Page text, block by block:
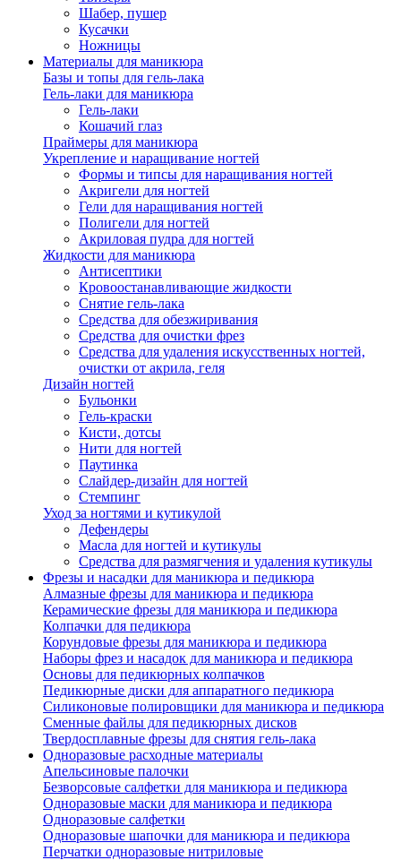
Шабер, пушер
Кусачки
Ножницы
Материалы для маникюра
Базы и топы для гель-лака
Гель-лаки для маникюра
Гель-лаки
Кошачий глаз
Праймеры для маникюра
Укрепление и наращивание ногтей
Формы и типсы для наращивания ногтей
Акригели для ногтей
Гели для наращивания ногтей
Полигели для ногтей
Акриловая пудра для ногтей
Жидкости для маникюра
Антисептики
Кровоостанавливающие жидкости
Снятие гель-лака
Средства для обезжиривания
Средства для очистки фрез
Средства для удаления искусственных ногтей,
очистки от акрила, геля
Дизайн ногтей
Бульонки
Гель-краски
Кисти, дотсы
Нити для ногтей
Паутинка
Слайдер-дизайн для ногтей
Стемпинг
Уход за ногтями и кутикулой
Дефендеры
Масла для ногтей и кутикулы
Средства для размягчения и удаления кутикулы
Фрезы и насадки для маникюра и педикюра
Алмазные фрезы для маникюра и педикюра
Керамические фрезы для маникюра и педикюра
Колпачки для педикюра
Корундовые фрезы для маникюра и педикюра
Наборы фрез и насадок для маникюра и педикюра
Основы для педикюрных колпачков
Педикюрные диски для аппаратного педикюра
Силиконовые полировщики для маникюра и педикюра
Сменные файлы для педикюрных дисков
Твердосплавные фрезы для снятия гель-лака
Одноразовые расходные материалы
Апельсиновые палочки
Безворсовые салфетки для маникюра и педикюра
Одноразовые маски для маникюра и педикюра
Одноразовые салфетки
Одноразовые шапочки для маникюра и педикюра
Перчатки одноразовые нитриловые